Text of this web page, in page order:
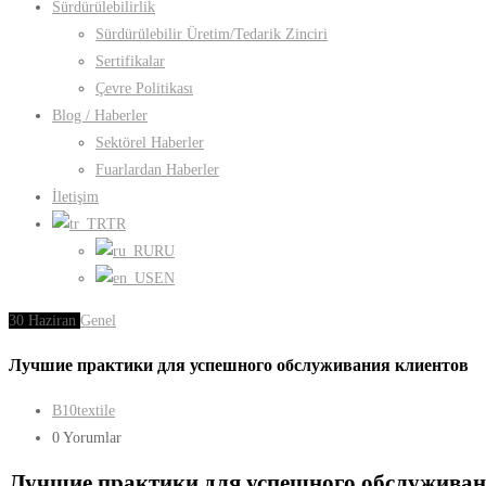
Sürdürülebilirlik
Sürdürülebilir Üretim/Tedarik Zinciri
Sertifikalar
Çevre Politikası
Blog / Haberler
Sektörel Haberler
Fuarlardan Haberler
İletişim
TR
RU
EN
30 Haziran Genel
Лучшие практики для успешного обслуживания клиентов
B10textile
0 Yorumlar